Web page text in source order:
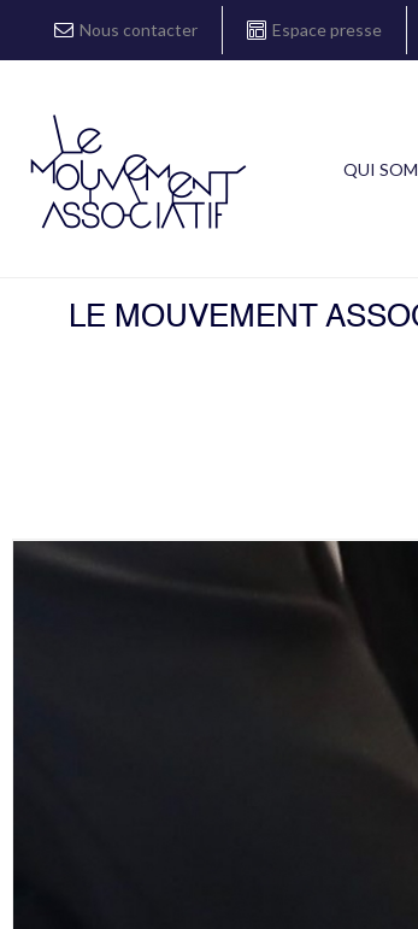
Nous contacter Espace presse
QUI
LE MOUVEMENT